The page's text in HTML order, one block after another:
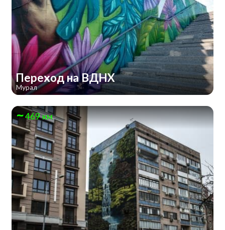
Переход на ВДНХ
Мурал
469 км